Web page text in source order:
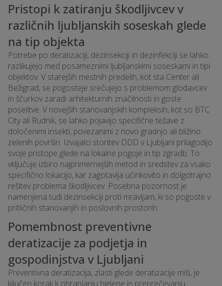
Pristopi k zatiranju škodljivcev v
različnih ljubljanskih soseskah glede
na tip objekta
Potrebe po deratizaciji, dezinsekciji in dezinfekciji se lahko
razlikujejo med posameznimi ljubljanskimi soseskami in tipi
objektov. V starejših mestnih predelih, kot sta Center ali
Bežigrad, se pogosteje srečujejo s problemom glodavcev
in ščurkov zaradi arhitekturnih značilnosti in goste
poselitve. V novejših stanovanjskih kompleksih, kot so BTC
City ali Rudnik, se lahko pojavijo specifične težave z
določenimi insekti, povezanimi z novo gradnjo ali bližino
zelenih površin. Izvajalci storitev DDD v Ljubljani prilagodijo
svoje pristope glede na lokalne pogoje in tip zgradb. To
vključuje izbiro najprimernejših metod in sredstev za vsako
specifično lokacijo, kar zagotavlja učinkovito in dolgotrajno
rešitev problema škodljivcev. Posebna pozornost je
namenjena tudi dezinsekciji proti mravljam, ki so pogoste v
pritličnih stanovanjih in poslovnih prostorih.
Pomembnost preventivne
deratizacije za podjetja in
gospodinjstva v Ljubljani
Preventivna deratizacija, zlasti glede deratizacije miši, je
ključen korak k ohranjanju higiene in preprečevanju